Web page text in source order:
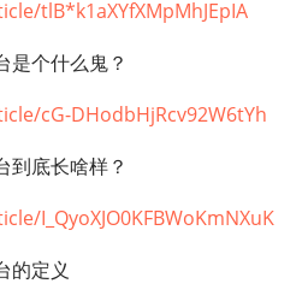
tlB*k1aXYfXMpMhJEpIA
是个什么鬼？
cG-DHodbHjRcv92W6tYh
到底长啥样？
I_QyoXJO0KFBWoKmNXuK
的定义